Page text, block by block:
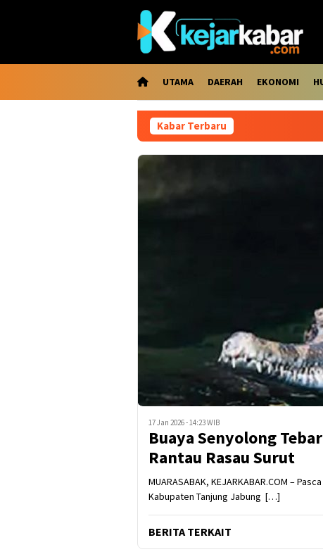
UTAMA DAERAH EKONOMI
Kabar Terbaru
17 Jan 2026 - 14:23 WIB
Buaya Senyolong
Rantau Rasau Surut
MUARASABAK, KEJARKABAR.COM –
Kabupaten Tanjung Jabung […]
BERITA TERKAIT